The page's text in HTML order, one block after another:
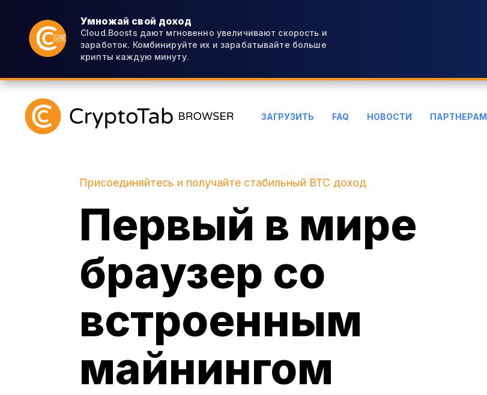
Умножай свой доход
Cloud.Boosts дают мгновенно увеличивают скорость и
заработок. Комбинируйте их и зарабатывайте больше
крипты каждую минуту.
ЗАГРУЗИТЬ FAQ НОВОСТИ ПАРТНЕРАМ
Присоединяйтесь и получайте стабильный BTC доход
Первый в мире
браузер со
встроенным
майнингом